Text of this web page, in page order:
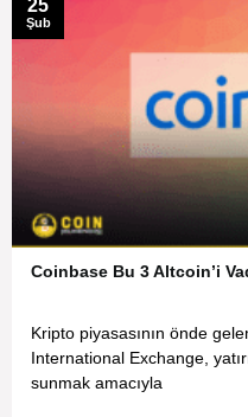
Coinbase Bu 3 Altcoin’i
Kripto piyasasının önde
International Exchange,
sunmak amacıyla
25
Şub